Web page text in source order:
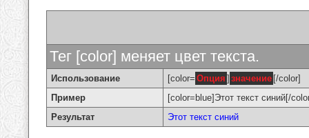
Тег [color] меняет цвет текста.
Использование [color= Опция ] значение [/color]
Пример
[color=blue]Этот текст синий[/
Результат
Этот текст синий